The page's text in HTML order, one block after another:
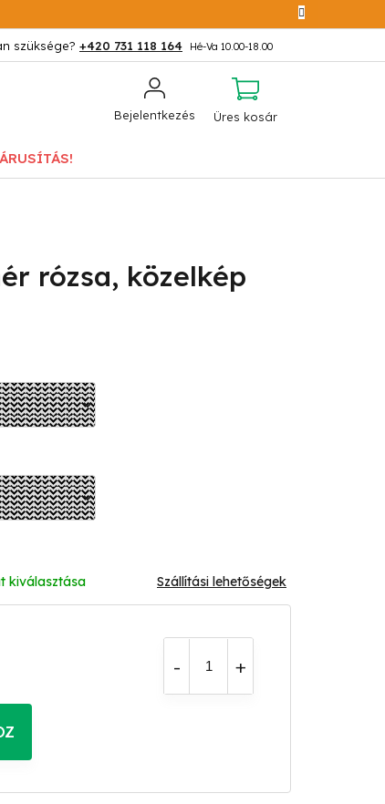
+420 731 118 164
Bejelentkezés KOSÁR
Üres kosár
rózsa, közelkép
kiválasztása Szállítási lehetőségek